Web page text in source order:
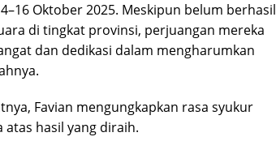
Oktober 2025. Meskipun belum berhasil
di tingkat provinsi, perjuangan mereka
dan dedikasi dalam mengharumkan
Favian mengungkapkan rasa syukur
atas hasil yang diraih.